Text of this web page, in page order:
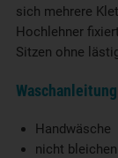
sich mehrere
Hochlehner
Sitzen ohne
Waschanleitung
Handwäsche
nicht bleichen